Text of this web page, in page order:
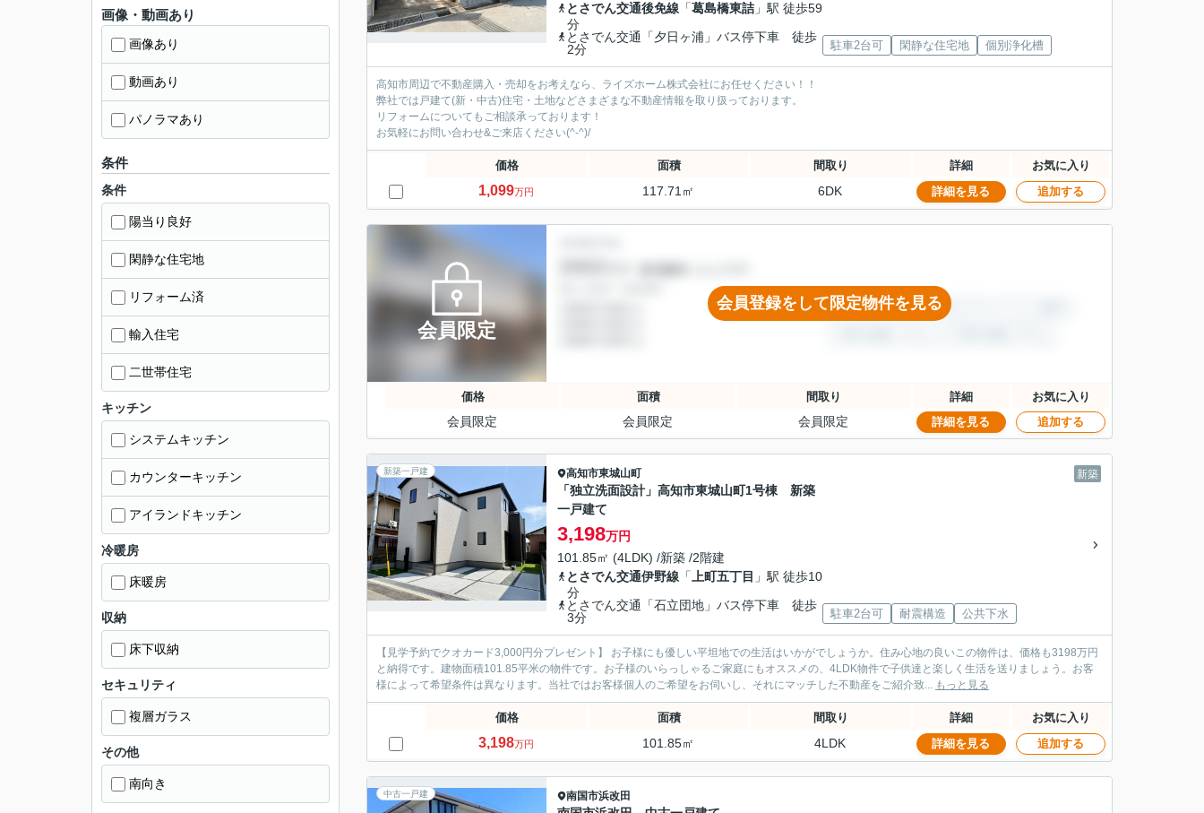
とさでん交通後免線 「葛島橋東詰 」駅 徒歩59
分
とさでん交通「夕日ヶ浦」バス停下車 徒歩
2分
駐車2台可 閑静な住宅地 個別浄化槽
高知市周辺で不動産購入・売却をお考えなら、ライズホーム株式会社にお任せください！！
弊社では戸建て(新・中古)住宅・土地などさまざまな不動産情報を取り扱っております。
リフォームについてもご相談承っております！
お気軽にお問い合わせ&ご来店ください‍(^-^)/
価格 面積 間取り 詳細 お気に入り
1,099万円 117.71㎡ 6DK 詳細を見る 追加する
会員限定
会員登録をして限定物件を見る
価格 面積 間取り 詳細 お気に入り
会員限定 会員限定 会員限定 詳細を見る 追加する
新築一戸建 新築
高知市東城山町
「独立洗面設計」高知市東城山町1号棟 新築
一戸建て
3,198万円
101.85㎡ (4LDK) /新築 /2階建
とさでん交通伊野線 「 上町五丁目 」駅 徒歩10
分
とさでん交通「石立団地」バス停下車 徒歩
3分
駐車2台可 耐震構造 公共下水
【見学予約でクオカード3,000円分プレゼント】 お子様にも優しい平坦地での生活はいかがでしょうか。住み心地の良いこの物件は、価格も3198万円
と納得です。建物面積101.85平米の物件です。お子様のいらっしゃるご家庭にもオススメの、4LDK物件で子供達と楽しく生活を送りましょう。お客
様によって希望条件は異なります。当社ではお客様個人のご希望をお伺いし、それにマッチした不動産をご紹介致... もっと見る
価格 面積 間取り 詳細 お気に入り
3,198万円 101.85㎡ 4LDK 詳細を見る 追加する
中古一戸建 南国市浜改田
画像・動画あり
画像あり
動画あり
パノラマあり
条件
条件
陽当り良好
閑静な住宅地
リフォーム済
輸入住宅
二世帯住宅
キッチン
システムキッチン
カウンターキッチン
アイランドキッチン
冷暖房
床暖房
収納
床下収納
セキュリティ
複層ガラス
その他
南向き